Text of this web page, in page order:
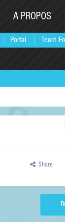
Portal Team
A PROPOS
Share